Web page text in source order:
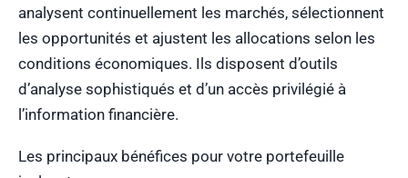
analysent continuellement les marchés, sélectionnent
les opportunités et ajustent les allocations selon les
conditions économiques. Ils disposent d’outils
d’analyse sophistiqués et d’un accès privilégié à
l’information financière.
Les principaux bénéfices pour votre portefeuille